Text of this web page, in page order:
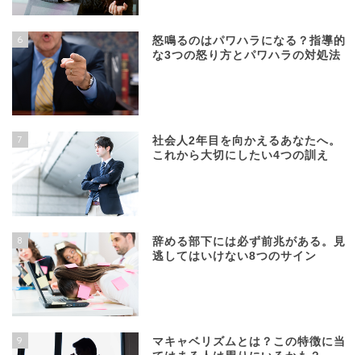
6
怒鳴るのはパワハラになる？指導的
な3つの怒り方とパワハラの対処法
7
社会人2年目を向かえるあなたへ。
これから大切にしたい4つの訓え
8
辞める部下には必ず前兆がある。見
逃してはいけない8つのサイン
9
マキャベリズムとは？この特徴に当